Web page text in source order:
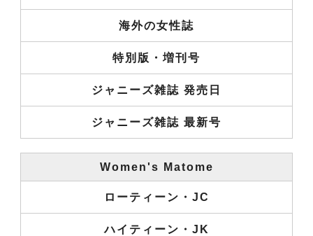
海外の女性誌
特別版・増刊号
ジャニーズ雑誌 発売日
ジャニーズ雑誌 最新号
Women's Matome
ローティーン・JC
ハイティーン・JK